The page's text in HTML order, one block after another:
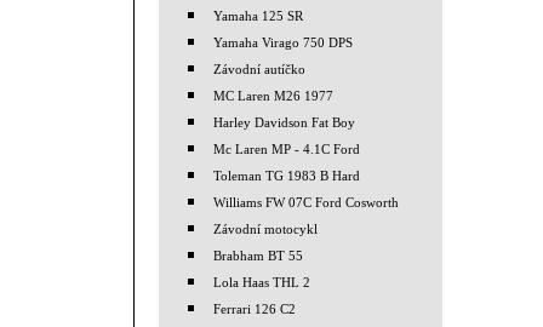
Yamaha 125 SR
Yamaha Virago 750 DPS
Závodní autíčko
MC Laren M26 1977
Harley Davidson Fat Boy
Mc Laren MP - 4.1C Ford
Toleman TG 1983 B Hard
Williams FW 07C Ford Cosworth
Závodní motocykl
Brabham BT 55
Lola Haas THL 2
Ferrari 126 C2